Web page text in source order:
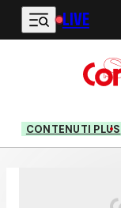
Vai al contenuto
LIVE
CONTENUTI PLUS